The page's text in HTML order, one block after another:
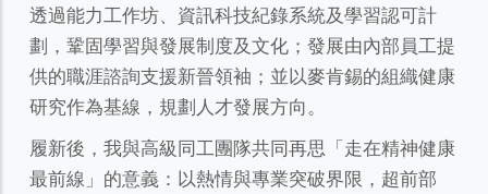
透過能力工作坊、資訊科技紀錄系統及學習認可計
劃，鞏固學習與發展制度及文化；發展由內部員工提
供的職涯諮詢支援新晉領袖；並以麥肯錫的組織健康
研究作為基線，規劃人才發展方向。
履新後，我與高級同工團隊共同再思「走在精神健康
最前線」的意義：以熱情與專業突破界限，超前部